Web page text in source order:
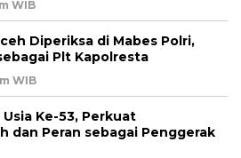
WIB
Diperiksa di Mabes Polri,
Plt Kapolresta
WIB
Ke-53, Perkuat
dan Peran sebagai Penggerak